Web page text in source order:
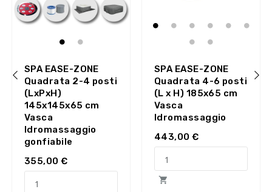
SPA EASE-ZONE
Quadrata 2-4 posti
(LxPxH)
145x145x65 cm
Vasca
Idromassaggio
gonfiabile
355,00 €
SPA EASE-ZONE
Quadrata 4-6 posti
(L x H) 185x65 cm
Vasca
Idromassaggio
443,00 €
